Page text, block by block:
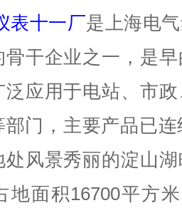
表十一厂是上海电
骨干企业之一，是
泛应用于电站、市
门，主要产品已
处风景秀丽的淀山
地面积16700平方